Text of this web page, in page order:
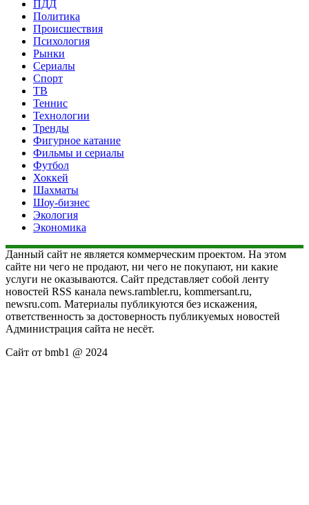
ПДД
Политика
Происшествия
Психология
Рынки
Сериалы
Спорт
ТВ
Теннис
Технологии
Тренды
Фигурное катание
Фильмы и сериалы
Футбол
Хоккей
Шахматы
Шоу-бизнес
Экология
Экономика
Данный сайт не является коммерческим проектом. На этом
сайте ни чего не продают, ни чего не покупают, ни какие
услуги не оказываются. Сайт представляет собой ленту
новостей RSS канала news.rambler.ru, kommersant.ru,
newsru.com. Материалы публикуются без искажения,
ответственность за достоверность публикуемых новостей
Администрация сайта не несёт.
Сайт от bmb1 @ 2024